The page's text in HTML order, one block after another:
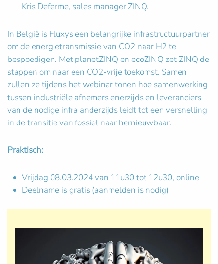
Kris Deferme, sales manager ZINQ.
In België is Fluxys een belangrijke infrastructuurpartner
om de energietransmissie van CO2 naar H2 te
bespoedigen. Met planetZINQ en ecoZINQ zet ZINQ de
stappen om naar een CO2-vrije toekomst. Samen
zullen ze tijdens het webinar tonen hoe samenwerking
tussen industriële afnemers enerzijds en leveranciers
van de nodige infra anderzijds leidt tot een versnelling
in de transitie van fossiel naar hernieuwbaar.
Praktisch:
Vrijdag 08.03.2024 van 11u30 tot 12u30, online
Deelname is gratis (aanmelden is nodig)